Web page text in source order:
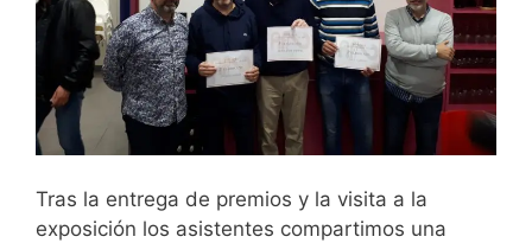
Tras la entrega de premios y la visita a la
exposición los asistentes compartimos una